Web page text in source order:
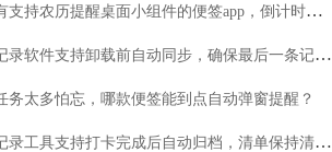
有没有支持农历提醒桌面小组件的便签app，倒计时一目了然
哪款记录软件支持卸载前自动同步，确保最后一条记录不丢失？
务太多怕忘，哪款便签能到点自动弹窗提醒？
哪款记录工具支持打卡完成后自动归档，清单保持清爽？